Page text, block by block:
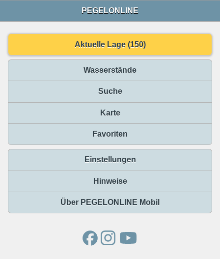
PEGELONLINE
Aktuelle Lage (150)
Wasserstände
Suche
Karte
Favoriten
Einstellungen
Hinweise
Über PEGELONLINE Mobil